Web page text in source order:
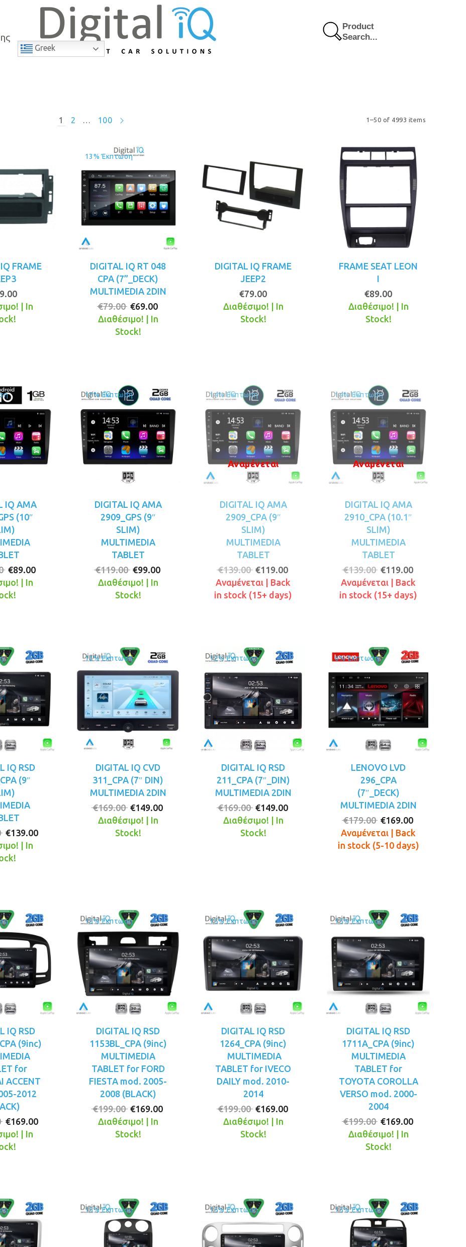
Greek
Product
Search...
1–50 of 4993 items
1 2 … 100
FRAME
| In
13% Έκπτωση
DIGITAL IQ RT 048
CPA (7”_DECK)
MULTIMEDIA 2DIN
€79.00 Original
price
was:
€69.00
Διαθέσιμο! | In
Stock!
DIGITAL IQ FRAME
JEEP2
€79.00
Διαθέσιμο! | In
Stock!
FRAME SEAT LEON
I
€89.00
Διαθέσιμο! | In
Stock!
IQ AMA
(10″
Original
price
was:
€89.00
| In
17% Έκπτωση
DIGITAL IQ AMA
2909_GPS (9″
SLIM)
MULTIMEDIA
TABLET
€119.00 Original
price
was:
€99.00
Διαθέσιμο! | In
Stock!
14% Έκπτωση
DIGITAL IQ AMA
2909_CPA (9″
SLIM)
MULTIMEDIA
TABLET
€139.00 Original
price
was:
€119.00
τρέχουσα
τιμή
Αναμένεται | Back
in stock (15+ days)
Αναμένεται
14% Έκπτωση
DIGITAL IQ AMA
2910_CPA (10.1″
SLIM)
MULTIMEDIA
TABLET
€139.00 Original
price
was:
€119.00
τρέχουσα
τιμή
Αναμένεται | Back
in stock (15+ days)
Αναμένεται
IQ RSD
(9″
Original
price
was:
€139.00
| In
12% Έκπτωση
DIGITAL IQ CVD
311_CPA (7″ DIN)
MULTIMEDIA 2DIN
€169.00 Original
price
was:
€149.00
Διαθέσιμο! | In
Stock!
12% Έκπτωση
DIGITAL IQ RSD
211_CPA (7″_DIN)
MULTIMEDIA 2DIN
€169.00 Original
price
was:
€149.00
Διαθέσιμο! | In
Stock!
6% Έκπτωση
LENOVO LVD
296_CPA
(7″_DECK)
MULTIMEDIA 2DIN
€179.00 Original
price
was:
€169.00
τρέχουσα
τιμή
Αναμένεται | Back
in stock (5-10 days)
IQ RSD
(9inc)
for
ACCENT
2012
Original
price
was:
€169.00
| In
15% Έκπτωση
DIGITAL IQ RSD
1153BL_CPA (9inc)
MULTIMEDIA
TABLET for FORD
FIESTA mod. 2005-
2008 (BLACK)
€199.00 Original
price
was:
€169.00
Διαθέσιμο! | In
Stock!
15% Έκπτωση
DIGITAL IQ RSD
1264_CPA (9inc)
MULTIMEDIA
TABLET for IVECO
DAILY mod. 2010-
2014
€199.00 Original
price
was:
€169.00
Διαθέσιμο! | In
Stock!
15% Έκπτωση
DIGITAL IQ RSD
1711A_CPA (9inc)
MULTIMEDIA
TABLET for
TOYOTA COROLLA
VERSO mod. 2000-
2004
€199.00 Original
price
was:
€169.00
Διαθέσιμο! | In
Stock!
15% Έκπτωση 15% Έκπτωση 15% Έκπτωση